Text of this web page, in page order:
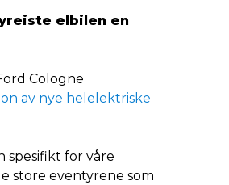
elbilen en
Cologne
av nye helelektriske
spesifikt for våre
store eventyrene som